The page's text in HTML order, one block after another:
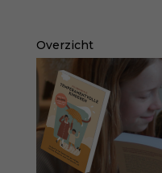
Overzicht